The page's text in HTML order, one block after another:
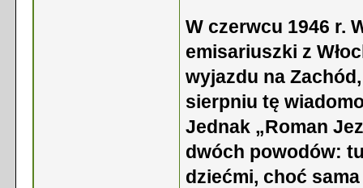
W czerwcu 1946 r.
emisariuszki z
wyjazdu na
sierpniu tę
Jednak „Roman
dwóch powodów:
dziećmi, choć